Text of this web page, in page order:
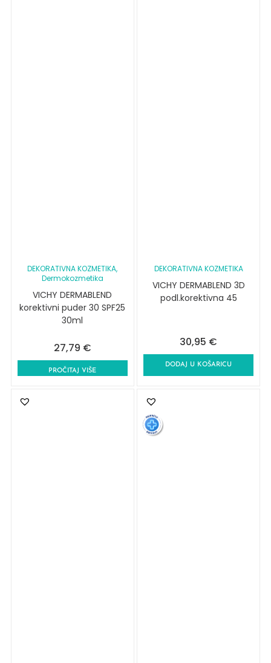
DEKORATIVNA KOZMETIKA,
Dermokozmetika
VICHY DERMABLEND
korektivni puder 30 SPF25
30ml
27,79 €
PROČITAJ VIŠE
DEKORATIVNA KOZMETIKA
VICHY DERMABLEND 3D
podl.korektivna 45
30,95 €
DODAJ U KOŠARICU